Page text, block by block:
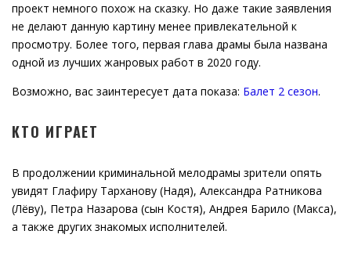
проект немного похож на сказку. Но даже такие заявления
не делают данную картину менее привлекательной к
просмотру. Более того, первая глава драмы была названа
одной из лучших жанровых работ в 2020 году.
Возможно, вас заинтересует дата показа: Балет 2 сезон.
КТО ИГРАЕТ
В продолжении криминальной мелодрамы зрители опять
увидят Глафиру Тарханову (Надя), Александра Ратникова
(Лёву), Петра Назарова (сын Костя), Андрея Барило (Макса),
а также других знакомых исполнителей.